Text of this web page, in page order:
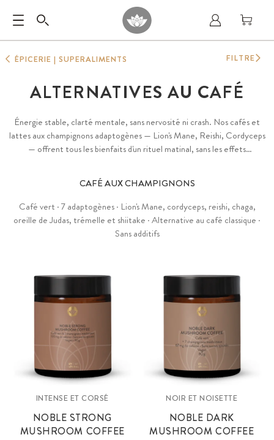
ÉPICERIE | SUPERALIMENTS
ALTERNATIVES AU CAFÉ
Énergie stable, clarté mentale, sans nervosité ni crash. Nos cafés et
lattes aux champignons adaptogènes — Lion's Mane, Reishi, Cordyceps
— offrent tous les bienfaits d'un rituel matinal, sans les effets
CAFÉ AUX CHAMPIGNONS
Café vert · 7 adaptogènes · Lion's Mane, cordyceps, reishi, chaga,
oreille de Judas, trémelle et shiitake · Alternative au café classique ·
Sans additifs
INTENSE ET CORSÉ
NOBLE STRONG
MUSHROOM COFFEE
NOIR ET NOISETTE
NOBLE DARK
MUSHROOM COFFEE
FILTRE